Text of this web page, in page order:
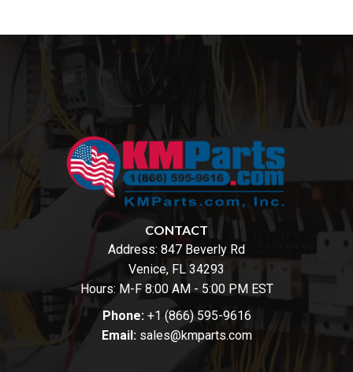
CONTACT
Address: 847 Beverly Rd
Venice, FL 34293
Hours: M-F 8:00 AM - 5:00 PM EST
Phone: +1 (866) 595-9616
Email: sales@kmparts.com